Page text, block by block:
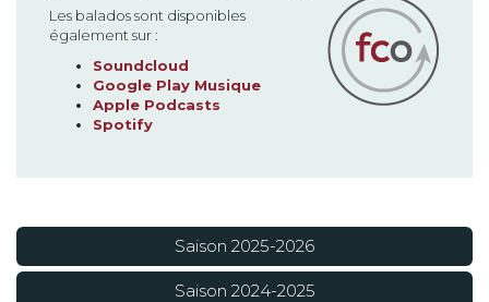
Les balados sont disponibles
également sur :
Soundcloud
Google Play Musique
Apple Podcasts
Spotify
Saison 2025-2026
Saison 2024-2025